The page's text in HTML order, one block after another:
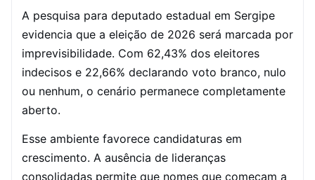
A pesquisa para deputado estadual em Sergipe
evidencia que a eleição de 2026 será marcada por
imprevisibilidade. Com 62,43% dos eleitores
indecisos e 22,66% declarando voto branco, nulo
ou nenhum, o cenário permanece completamente
aberto.
Esse ambiente favorece candidaturas em
crescimento. A ausência de lideranças
consolidadas permite que nomes que começam a